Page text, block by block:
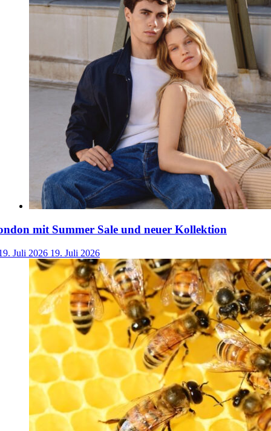
mit Summer Sale und neuer Kollektion
Juli 2026 19. Juli 2026